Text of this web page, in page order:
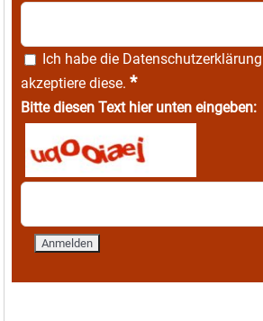
Ich habe die Datenschutzerklärung
akzeptiere diese. *
Bitte diesen Text hier unten eingeben: